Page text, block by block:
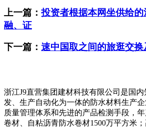
上一篇：投资者根据本网坐供给
融、证
下一篇： 速中国取之间的旅逛交
浙江J9直营集团建材科技有限公司是国
发、生产自动化为一体的防水材料生产
质量管理体系和先进的产品检测手段，
卷材、自粘沥青防水卷材1500万平方米